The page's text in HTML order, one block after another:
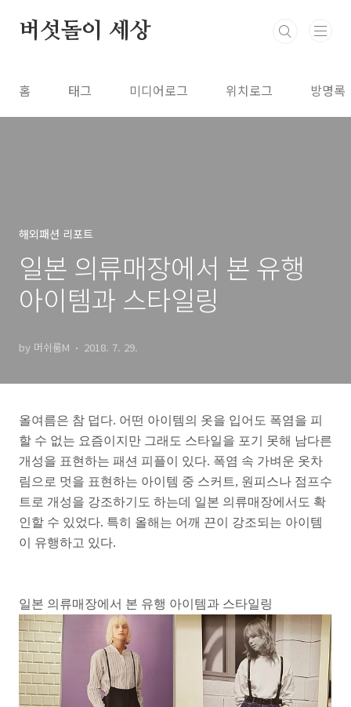
버섯돌이 세상
홈 태그 미디어로그 위치로그 방명록
해외패션 리포트
일본 의류매장에서 본 유행
아이템과 스타일링
by 머쉬룸M 2018. 7. 29.
올여름은 참 덥다. 어떤 아이템의 옷을 입어도 폭염을 피
할 수 없는 요즘이지만 그래도 스타일을 포기 못해 남다른
개성을 표현하는 패션 피플이 있다. 폭염 속 가벼운 옷차
림으로 멋을 표현하는 아이템 중 스커트, 원피스나 점프수
트로 개성을 강조하기도 하는데 일본 의류매장에서도 확
인할 수 있었다. 특히 올해는 어깨 끈이 강조되는 아이템
이 유행하고 있다.
일본 의류매장에서 본 유행 아이템과 스타일링